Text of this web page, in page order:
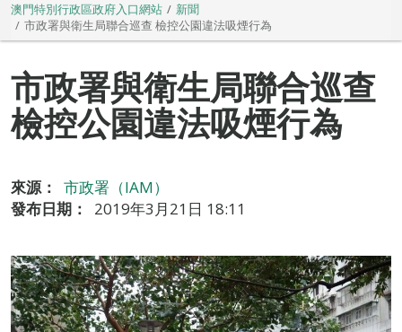
澳門特別行政區政府入口網站
新聞
市政署與衛生局聯合巡查 檢控公園違法吸煙行為
市政署與衛生局聯合巡查
檢控公園違法吸煙行為
來源：
市政署（IAM）
發布日期：
2019年3月21日 18:11